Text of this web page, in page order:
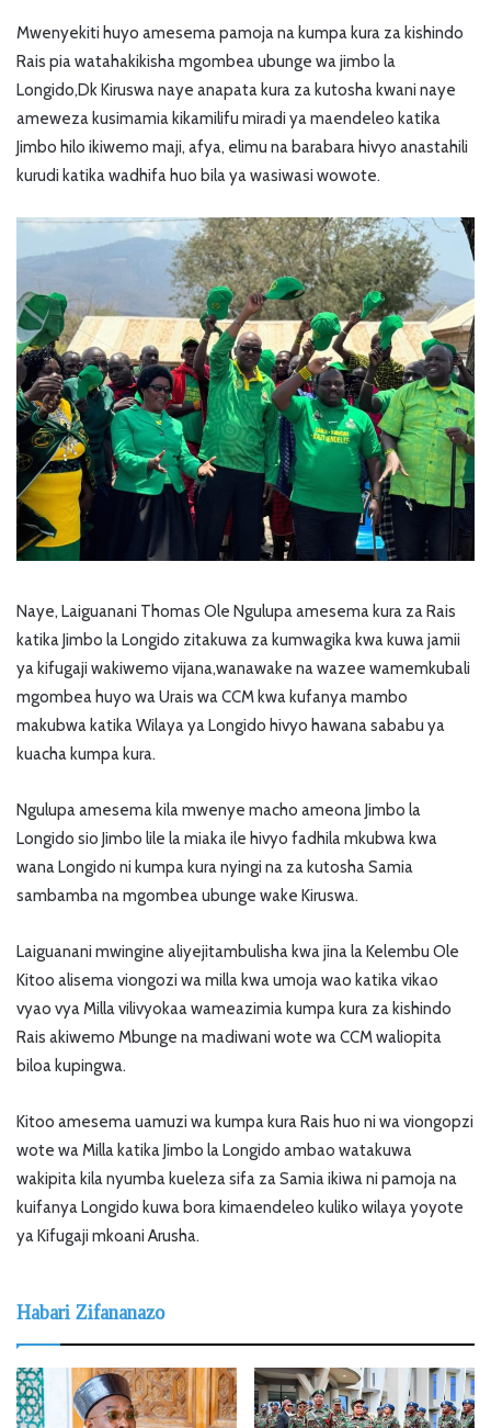
Mwenyekiti huyo amesema pamoja na kumpa kura za kishindo
Rais pia watahakikisha mgombea ubunge wa jimbo la
Longido,Dk Kiruswa naye anapata kura za kutosha kwani naye
ameweza kusimamia kikamilifu miradi ya maendeleo katika
Jimbo hilo ikiwemo maji, afya, elimu na barabara hivyo anastahili
kurudi katika wadhifa huo bila ya wasiwasi wowote.
Naye, Laiguanani Thomas Ole Ngulupa amesema kura za Rais
katika Jimbo la Longido zitakuwa za kumwagika kwa kuwa jamii
ya kifugaji wakiwemo vijana,wanawake na wazee wamemkubali
mgombea huyo wa Urais wa CCM kwa kufanya mambo
makubwa katika Wilaya ya Longido hivyo hawana sababu ya
kuacha kumpa kura.
Ngulupa amesema kila mwenye macho ameona Jimbo la
Longido sio Jimbo lile la miaka ile hivyo fadhila mkubwa kwa
wana Longido ni kumpa kura nyingi na za kutosha Samia
sambamba na mgombea ubunge wake Kiruswa.
Laiguanani mwingine aliyejitambulisha kwa jina la Kelembu Ole
Kitoo alisema viongozi wa milla kwa umoja wao katika vikao
vyao vya Milla vilivyokaa wameazimia kumpa kura za kishindo
Rais akiwemo Mbunge na madiwani wote wa CCM waliopita
biloa kupingwa.
Kitoo amesema uamuzi wa kumpa kura Rais huo ni wa viongopzi
wote wa Milla katika Jimbo la Longido ambao watakuwa
wakipita kila nyumba kueleza sifa za Samia ikiwa ni pamoja na
kuifanya Longido kuwa bora kimaendeleo kuliko wilaya yoyote
ya Kifugaji mkoani Arusha.
Habari Zifananazo